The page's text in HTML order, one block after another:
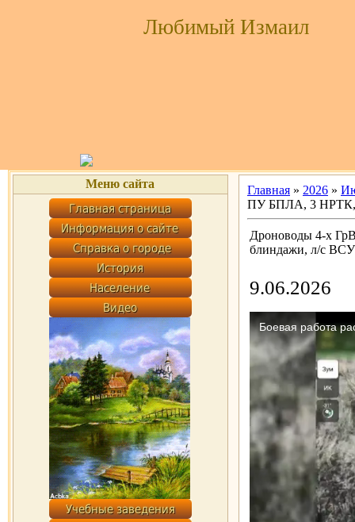
Любимый Измаил
Меню сайта Главная » 2026 »
ПУ БПЛА, 3 НРТК,
Дроноводы 4-х
блиндажи, л/с ВСУ
9.06.2026